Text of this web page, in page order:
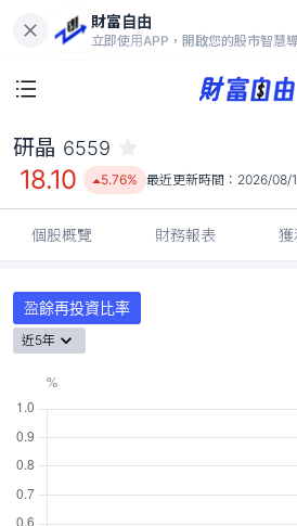
財富自由
立即使用APP，開啟您的股市智慧
18.10
5.76%
研晶 6559
18.10 5.76% 最近更新時間： 2026/08/
個股概覽 財務報表 獲
盈餘再投資比率
近5年